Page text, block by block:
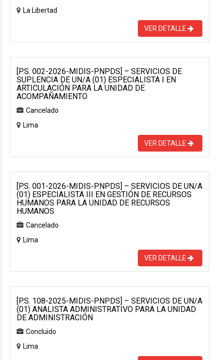
La Libertad
VER DETALLE
[P.S. 002-2026-MIDIS-PNPDS] – SERVICIOS DE
SUPLENCIA DE UN/A (01) ESPECIALISTA I EN
ARTICULACIÓN PARA LA UNIDAD DE
ACOMPAÑAMIENTO
Cancelado
Lima
VER DETALLE
[P.S. 001-2026-MIDIS-PNPDS] – SERVICIOS DE UN/A
(01) ESPECIALISTA III EN GESTIÓN DE RECURSOS
HUMANOS PARA LA UNIDAD DE RECURSOS
HUMANOS
Cancelado
Lima
VER DETALLE
[P.S. 108-2025-MIDIS-PNPDS] – SERVICIOS DE UN/A
(01) ANALISTA ADMINISTRATIVO PARA LA UNIDAD
DE ADMINISTRACIÓN
Concluido
Lima